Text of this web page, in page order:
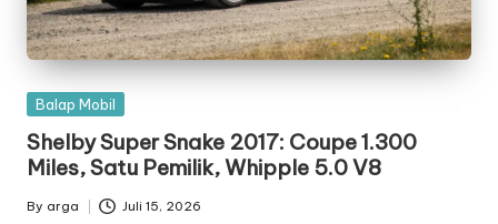
Posted
Balap Mobil
Shelby Super Snake 2017: Coupe 1.300
Miles, Satu Pemilik, Whipple 5.0 V8
Posted
By arga Juli 15, 2026